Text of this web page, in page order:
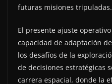
futuras misiones tripuladas.
El presente ajuste
capacidad de adaptación
los desafíos de la
de decisiones estratégicas
carrera espacial, donde la